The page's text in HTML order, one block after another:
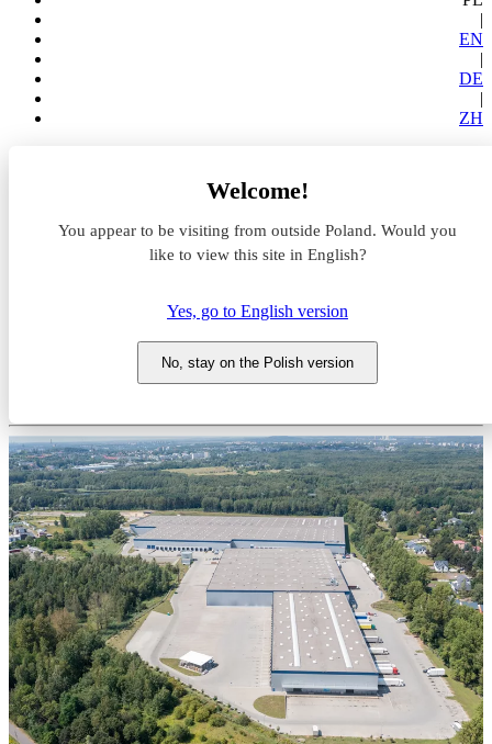
|
EN
|
DE
|
ZH
Welcome!
You appear to be visiting from outside Poland. Would you
like to view this site in English?
Yes, go to English version
No, stay on the Polish version
Panattoni Park Sosnowiec II
Panattoni Park Sosnowiec II
Śląskie, Sosnowiec, ul. Wiejska